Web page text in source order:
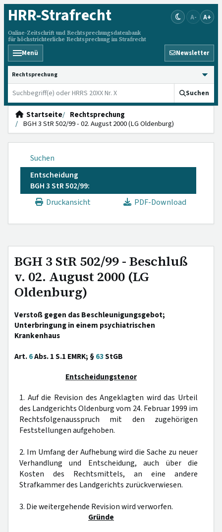
HRR-Strafrecht
Online-Zeitschrift und Rechtsprechungsdatenbank
für höchstrichterliche Rechtsprechung im Strafrecht
A- A+
Menü Newsletter
HRRS durchsuchen
Suchen
Startseite
Rechtsprechung
BGH 3 StR 502/99 - 02. August 2000 (LG Oldenburg)
Suchen
Entscheidung
BGH 3 StR 502/99:
Druckansicht
PDF-Download
BGH 3 StR 502/99 - Beschluß
v. 02. August 2000 (LG
Oldenburg)
Verstoß gegen das Beschleunigungsgebot;
Unterbringung in einem psychiatrischen
Krankenhaus
Art.6Abs. 1 S.1 EMRK; §63StGB
Entscheidungstenor
1. Auf die Revision des Angeklagten wird das Urteil
des Landgerichts Oldenburg vom 24. Februar 1999 im
Rechtsfolgenausspruch mit den zugehörigen
Feststellungen aufgehoben.
2. Im Umfang der Aufhebung wird die Sache zu neuer
Verhandlung und Entscheidung, auch über die
Kosten des Rechtsmittels, an eine andere
Strafkammer des Landgerichts zurückverwiesen.
3. Die weitergehende Revision wird verworfen.
Gründe